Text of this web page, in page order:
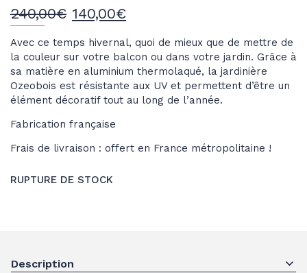
240,00€ Le
initial
était :
240,00€.
140,00€Le
actuel
est :
140,00€.
Avec ce temps hivernal, quoi de mieux que de mettre de
la couleur sur votre balcon ou dans votre jardin. Grâce à
sa matière en aluminium thermolaqué, la jardinière
Ozeobois est résistante aux UV et permettent d’être un
élément décoratif tout au long de l’année.
Fabrication française
Frais de livraison : offert en France métropolitaine !
RUPTURE DE STOCK
Description